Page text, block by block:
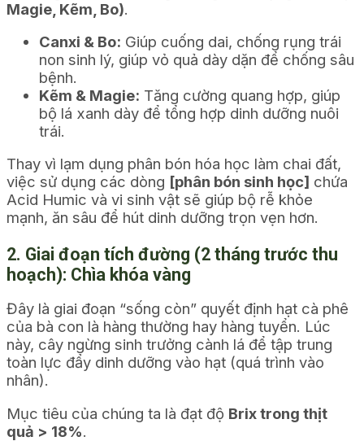
Magie, Kẽm, Bo).
Canxi & Bo: Giúp cuống dai, chống rụng trái
non sinh lý, giúp vỏ quả dày dặn để chống sâu
bệnh.
Kẽm & Magie: Tăng cường quang hợp, giúp
bộ lá xanh dày để tổng hợp dinh dưỡng nuôi
trái.
Thay vì lạm dụng phân bón hóa học làm chai đất,
việc sử dụng các dòng [phân bón sinh học] chứa
Acid Humic và vi sinh vật sẽ giúp bộ rễ khỏe
mạnh, ăn sâu để hút dinh dưỡng trọn vẹn hơn.
2. Giai đoạn tích đường (2 tháng trước thu
hoạch): Chìa khóa vàng
Đây là giai đoạn “sống còn” quyết định hạt cà phê
của bà con là hàng thường hay hàng tuyển. Lúc
này, cây ngừng sinh trưởng cành lá để tập trung
toàn lực đẩy dinh dưỡng vào hạt (quá trình vào
nhân).
Mục tiêu của chúng ta là đạt độ Brix trong thịt
quả > 18%.